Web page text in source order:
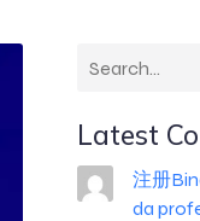
Latest
注册
da